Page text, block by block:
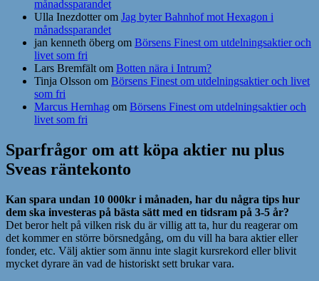
månadssparandet
Ulla Inezdotterom Jag byter Bahnhof mot Hexagon i
månadssparandet
jan kenneth öberg om Börsens Finest om utdelningsaktier och
livet som fri
Lars Bremfältom Botten nära i Intrum?
Tinja Olsson om Börsens Finest om utdelningsaktier och livet
som fri
Marcus Hernhag om Börsens Finest om utdelningsaktier och
livet som fri
Sparfrågor om att köpa aktier nu plus
Sveas räntekonto
Kan spara undan 10 000kr i månaden, har du några tips hur
dem ska investeras på bästa sätt med en tidsram på 3-5 år?
Det beror helt på vilken risk du är villig att ta, hur du reagerar om
det kommer en större börsnedgång, om du vill ha bara aktier eller
fonder, etc. Välj aktier som ännu inte slagit kursrekord eller blivit
mycket dyrare än vad de historiskt sett brukar vara.